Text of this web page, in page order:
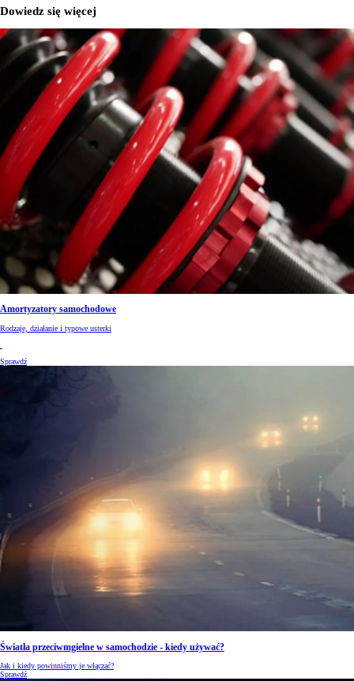
Dowiedz się więcej
Amortyzatory samochodowe
Rodzaje, działanie i typowe usterki
Sprawdź
Światła przeciwmgielne w samochodzie - kiedy używać?
Jak i kiedy powinniśmy je włączać?
Sprawdź